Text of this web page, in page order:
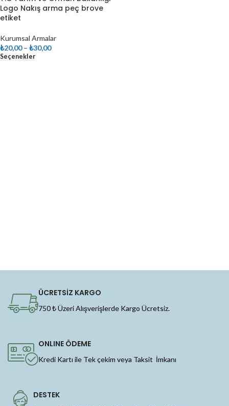
Logo Nakış arma peç brove
etiket
Kurumsal Armalar
₺20,00 – ₺30,00
Seçenekler
ÜCRETSİZ KARGO
750 ₺ Üzeri Alışverişlerde Kargo Ücretsiz.
ONLINE ÖDEME
Kredi Kartı ile Tek çekim veya Taksit İmkanı
DESTEK